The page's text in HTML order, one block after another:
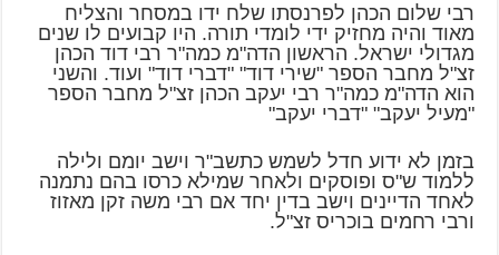
רבי שלום הכהן לפרנסתו שלח ידו במסחר והצליח
מאוד והיה מחזיק ידי לומדי תורה. היו קבועים לו שנים
מגדולי ישראל. הראשון הדה"מ כמה"ר רבי דוד הכהן
זצ"ל מחבר הספר "שירי דוד" "דברי דוד" ועוד. והשני
הוא הדה"מ כמה"ר רבי יעקב הכהן זצ"ל מחבר הספר
"מעיל יעקב" "דברי יעקב"
בזמן לא ידוע חדל לשמש כתשב"ר וישב יומם ולילה
ללמוד ש"ס ופוסקים ולאחר שמילא כרסו בהם נתמנה
לאחד הדיינים וישב בדין יחד אם רבי משה זקן מאזוז
ורבי רחמים בוכריס זצ"ל.